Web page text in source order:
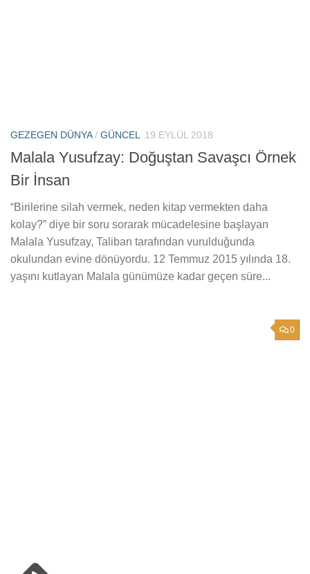
GEZEGEN DÜNYA/ GÜNCEL 19 EYLÜL 2018
Malala Yusufzay: Doğuştan Savaşcı Örnek
Bir İnsan
“Birilerine silah vermek, neden kitap vermekten daha
kolay?” diye bir soru sorarak mücadelesine başlayan
Malala Yusufzay, Taliban tarafından vurulduğunda
okulundan evine dönüyordu. 12 Temmuz 2015 yılında 18.
yaşını kutlayan Malala günümüze kadar geçen süre...
0